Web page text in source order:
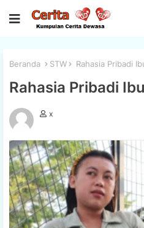
Beranda STW Rahasia Pribadi
Rahasia Pribadi
x